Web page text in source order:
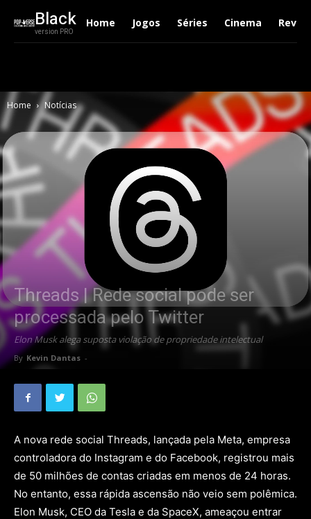
Black
version PRO
Home Jogos Séries Cinema
Home Notícias
Threads | Rede social pode ser
processada pelo Twitter
Elon Musk alega suposta violação de propriedade intelectual
By Kevin Dantas -
A nova rede social Threads, lançada pela Meta, empresa
controladora do Instagram e do Facebook, registrou mais
de 50 milhões de contas criadas em menos de 24 horas.
No entanto, essa rápida ascensão não veio sem polêmica.
Elon Musk, CEO da Tesla e da SpaceX, ameaçou entrar